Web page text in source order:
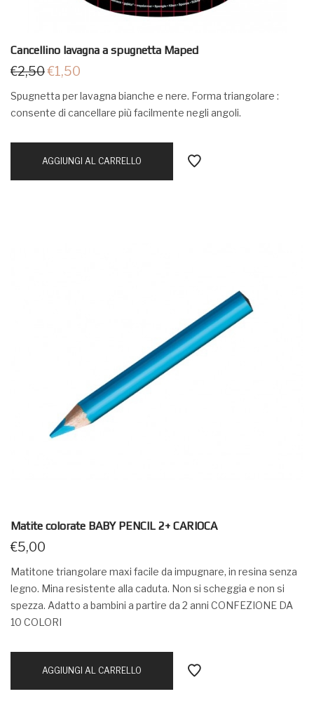
Cancellino lavagna a spugnetta Maped
€2,50€1,50
Spugnetta per lavagna bianche e nere. Forma triangolare :
consente di cancellare più facilmente negli angoli.
AGGIUNGI AL CARRELLO
Matite colorate BABY PENCIL 2+ CARIOCA
€5,00
Matitone triangolare maxi facile da impugnare, in resina senza
legno. Mina resistente alla caduta. Non si scheggia e non si
spezza. Adatto a bambini a partire da 2 anni CONFEZIONE DA
10 COLORI
AGGIUNGI AL CARRELLO